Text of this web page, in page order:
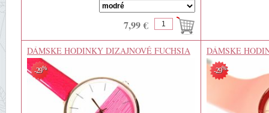
7,99 €
DÁMSKE HODINKY DIZAJNOVÉ FUCHSIA
-29%
DÁMSKE
-29%